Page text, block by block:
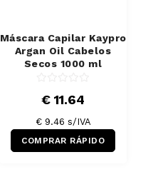
Máscara Capilar Kaypro
Argan Oil Cabelos
Secos 1000 ml
€ 11.64
€ 9.46 s/IVA
COMPRAR RÁPIDO